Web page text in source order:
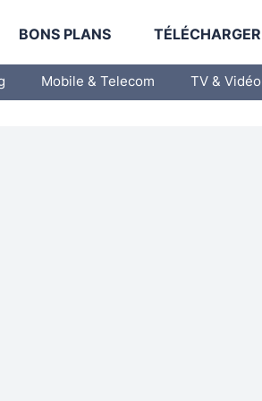
BONS PLANS TÉLÉCHARGER
Mobile & Telecom TV & Vidéo